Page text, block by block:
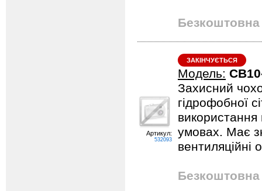
Безкоштовна
Артикул:
532093
ЗАКІНЧУЄТЬСЯ
Модель:
Захисний
гідрофобної
використання
умовах. Має
вентиляційні
Безкоштовна